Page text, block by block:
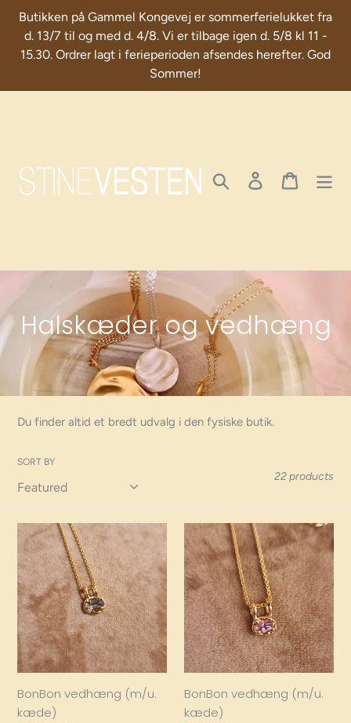
Skip
content
Butikken på Gammel Kongevej er sommerferielukket fra
d. 13/7 til og med d. 4/8. Vi er tilbage igen d. 5/8 kl 11 -
15.30. Ordrer lagt i ferieperioden afsendes herefter. God
Sommer!
Search Log in Cart
C
o
l
l
e
c
t
i
o
n
:
Halskæder og vedhæng
Du finder altid et bredt udvalg i den fysiske butik.
SORT BY
22 products
BonBon
vedhæng
(m/u.
kæde)
BonBon vedhæng (m/u.
kæde)
BonBon
vedhæng
(m/u.
kæde)
BonBon vedhæng (m/u.
kæde)